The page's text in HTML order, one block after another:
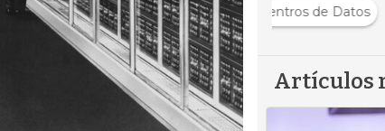
A
Análisis Centros de Datos
Artículos